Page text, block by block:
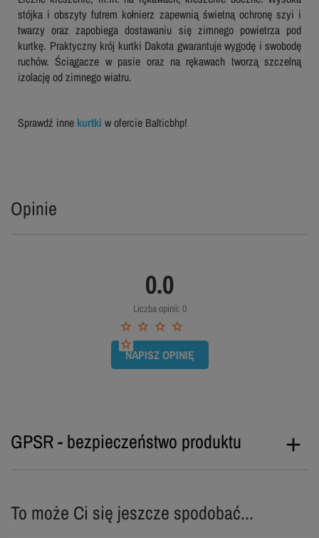
stójka i obszyty futrem kołnierz zapewnią świetną ochronę szyi i
twarzy oraz zapobiega dostawaniu się zimnego powietrza pod
kurtkę. Praktyczny krój kurtki Dakota gwarantuje wygodę i swobodę
ruchów. Ściągacze w pasie oraz na rękawach tworzą szczelną
izolację od zimnego wiatru.
Sprawdź inne kurtki w ofercie Balticbhp!
Opinie
0.0
Liczba opinii: 0
NAPISZ OPINIĘ
GPSR - bezpieczeństwo produktu
To może Ci się jeszcze spodobać...